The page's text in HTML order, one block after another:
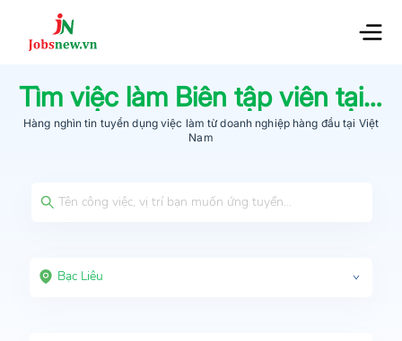
Tìm việc làm Biên tập viên tại
Hàng nghìn tin tuyển dụng việc làm từdoanh nghiệp hàng đầu tại Việt
Nam
Bạc Liêu